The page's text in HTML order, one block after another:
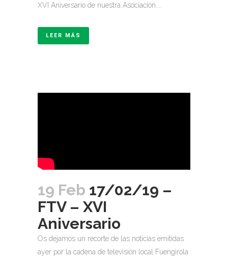
XVI Aniversario de nuestra Asociación....
LEER MÁS
19 Feb 17/02/19 –
FTV – XVI
Aniversario
Os dejamos un recorte de las noticias emitidas
ayer por la cadena de televisión local Fuengirola